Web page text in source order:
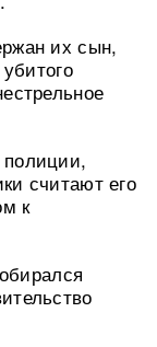
их сын,
считают его
к